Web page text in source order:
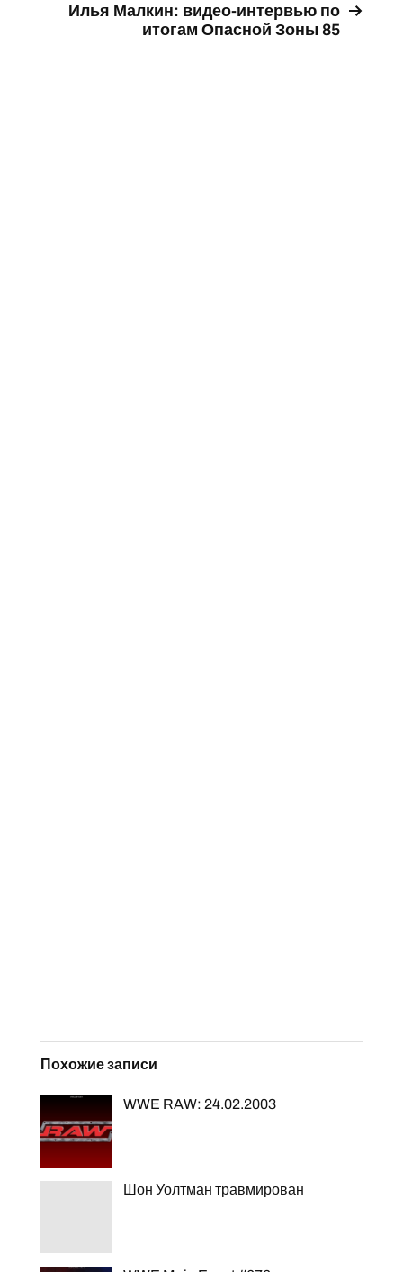
Илья Малкин: видео-интервью по
итогам Опасной Зоны 85
Похожие записи
WWE RAW: 24.02.2003
Шон Уолтман травмирован